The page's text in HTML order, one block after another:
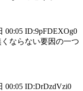
00:05 ID:9pFDEXOg0
ならない要因の一つ
00:05 ID:DrDzdVzi0